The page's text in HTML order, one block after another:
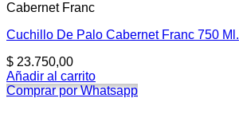
Cabernet Franc
Cuchillo De Palo Cabernet Franc 750 Ml.
$ 23.750,00
Añadir al carrito
Comprar por Whatsapp